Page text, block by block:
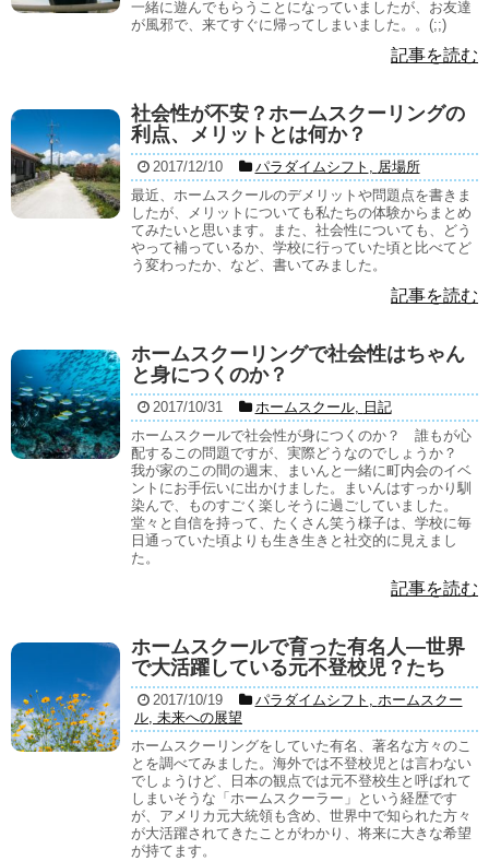
一緒に遊んでもらうことになっていましたが、お友達
が風邪で、来てすぐに帰ってしまいました。。(;;)
記事を読む
社会性が不安？ホームスクーリングの
利点、メリットとは何か？
2017/12/10 パラダイムシフト , 居場所
最近、ホームスクールのデメリットや問題点を書きま
したが、メリットについても私たちの体験からまとめ
てみたいと思います。また、社会性についても、どう
やって補っているか、学校に行っていた頃と比べてど
う変わったか、など、書いてみました。
記事を読む
ホームスクーリングで社会性はちゃん
と身につくのか？
2017/10/31 ホームスクール, 日記
ホームスクールで社会性が身につくのか？ 誰もが心
配するこの問題ですが、実際どうなのでしょうか？
我が家のこの間の週末、まいんと一緒に町内会のイベ
ントにお手伝いに出かけました。まいんはすっかり馴
染んで、ものすごく楽しそうに過ごしていました。
堂々と自信を持って、たくさん笑う様子は、学校に毎
日通っていた頃よりも生き生きと社交的に見えまし
た。
記事を読む
ホームスクールで育った有名人―世界
で大活躍している元不登校児？たち
2017/10/19 パラダイムシフト , ホームスクー
ル, 未来への展望
ホームスクーリングをしていた有名、著名な方々のこ
とを調べてみました。海外では不登校児とは言わない
でしょうけど、日本の観点では元不登校生と呼ばれて
しまいそうな「ホームスクーラー」という経歴です
が、アメリカ元大統領も含め、世界中で知られた方々
が大活躍されてきたことがわかり、将来に大きな希望
が持てます。